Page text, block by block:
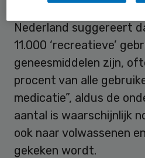
Nederland suggereert
11.000 ‘recreatieve’
geneesmiddelen zijn,
procent van alle
medicatie”, aldus de
aantal is waarschijnlijk
ook naar volwassenen
gekeken wordt.